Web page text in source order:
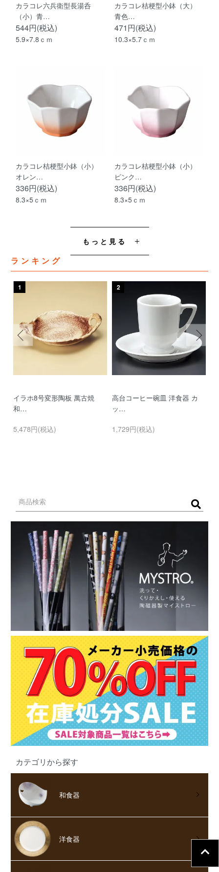
カテゴリから探す
和食器
洋食器
カラコレ六兵衛型長湯呑
（小）青…
544円(税込)
5.9×7.8ｃｍ
カラコレ桔梗型小鉢（大）
青色…
471円(税込)
10.3×5.7ｃｍ
カラコレ桔梗型小鉢（小）
オレン…
336円(税込)
8.3×5ｃｍ
カラコレ桔梗型小鉢（小）
ピンク…
336円(税込)
8.3×5ｃｍ
もっと見る
ランキング
1
イラホ8号変形陶板 萬古焼
和…
5,478円(税込)
2
高台コーヒー碗皿 洋食器 カ
ッ…
1,729円(税込)